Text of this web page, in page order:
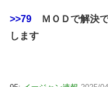
>>79 ＭＯＤで解決
します